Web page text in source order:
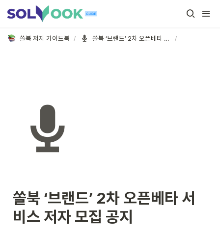
쏠북 저자 가이드북 / 쏠북 ‘브랜드’ 2차 오픈베타 서비스 저자 모집 공지 /
쏠북 ‘브랜드’ 2차 오픈베타 서
비스 저자 모집 공지